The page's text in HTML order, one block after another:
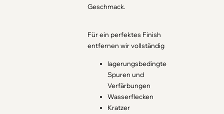
Geschmack.
Für ein perfektes Finish
entfernen wir vollständig
lagerungsbedingte
Spuren und
Verfärbungen
Wasserflecken
Kratzer